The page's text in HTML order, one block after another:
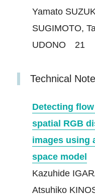
Yamato
SUGIMOTO,
UDONO 21
Technical
Detecting
spatial RGB
images using
space model
Kazuhide
Atsuhiko